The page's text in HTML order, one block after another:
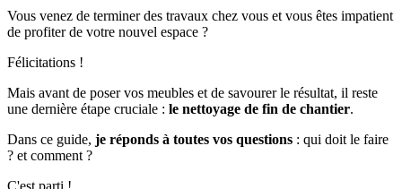
Vous venez de terminer des travaux chez vous et vous êtes impatient
de profiter de votre nouvel espace ?
Félicitations !
Mais avant de poser vos meubles et de savourer le résultat, il reste
une dernière étape cruciale : le nettoyage de fin de chantier.
Dans ce guide, je réponds à toutes vos questions : qui doit le faire
? et comment ?
C'est parti !